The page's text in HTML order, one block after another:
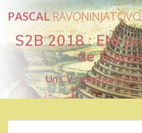
Passer
au
contenu
PASCALRAVONINJATOVO
S2B 2018 : ENI
de
Un CV transparent